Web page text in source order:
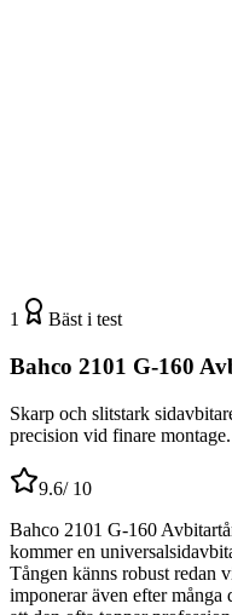
1 Bäst i test
Bahco 2101 G-160
Skarp och slitstark
precision vid finare montage.
9.6/ 10
Bahco 2101 G-160
kommer en
Tången känns robust redan
imponerar även efter